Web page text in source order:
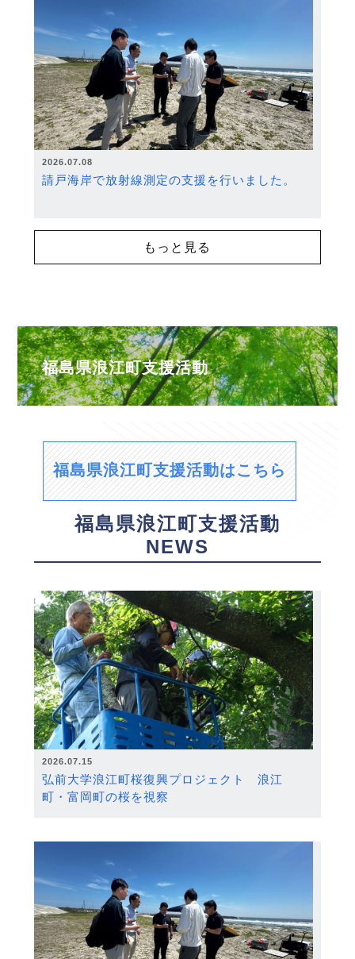
2026.07.08
請戸海岸で放射線測定の支援を行いました。
もっと見る
福島県浪江町支援活動
福島県浪江町支援活動はこちら
福島県浪江町支援活動
NEWS
2026.07.15
弘前大学浪江町桜復興プロジェクト 浪江
町・富岡町の桜を視察